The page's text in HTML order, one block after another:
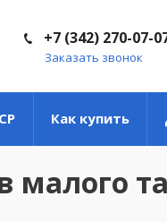
+7 (342) 270-07-
Заказать звонок
Как купить
малого